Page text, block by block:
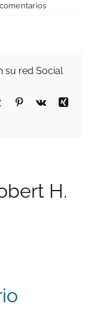
su red Social
Tumblr Pinterest
Vk
Xing
H.